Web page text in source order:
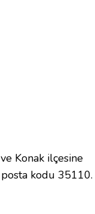
Konak ilçesine
kodu 35110.